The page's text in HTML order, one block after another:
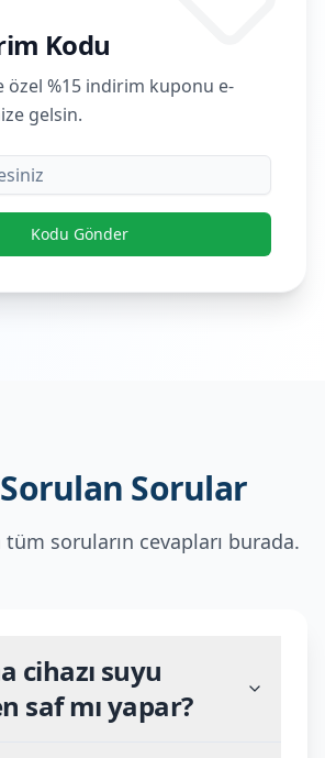
Kodu
özel %15 indirim kuponu e-
gelsin.
Kodu Gönder
Sorulan Sorular
tüm soruların cevapları burada.
cihazı suyu
saf mı yapar?